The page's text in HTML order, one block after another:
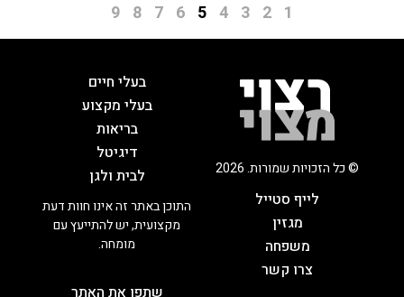
1
2
3
4
5
6
7
8
9
© כל הזכויות שמורות. 2026
בעלי חיים
בעלי מקצוע
בריאות
דיגיטל
לבית ולגן
לייף סטייל
מגזין
משפחה
צרו קשר
התוכן באתר זה אינו חוות דעת
מקצועית, יש להתייעץ עם
מומחה.
שתפו את האתר